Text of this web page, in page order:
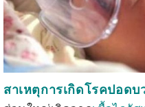
สาเหตุการเกิดโรคปอดบ